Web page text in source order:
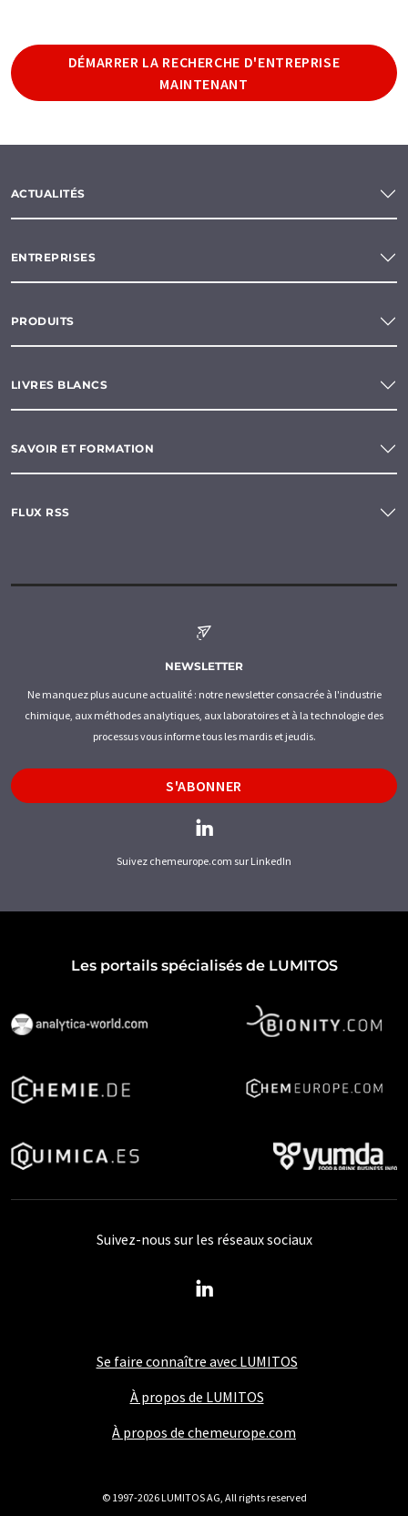
DÉMARRER LA RECHERCHE D'ENTREPRISE
MAINTENANT
ACTUALITÉS
ENTREPRISES
PRODUITS
LIVRES BLANCS
SAVOIR ET FORMATION
FLUX RSS
NEWSLETTER
Ne manquez plus aucune actualité : notre newsletter consacrée à l'industrie
chimique, aux méthodes analytiques, aux laboratoires et à la technologie des
processus vous informe tous les mardis et jeudis.
S'ABONNER
Suivez chemeurope.com sur LinkedIn
Les portails spécialisés de LUMITOS
Se faire connaître avec LUMITOS
À propos de LUMITOS
À propos de chemeurope.com
Suivez-nous sur les réseaux sociaux
© 1997-2026 LUMITOS AG, All rights reserved